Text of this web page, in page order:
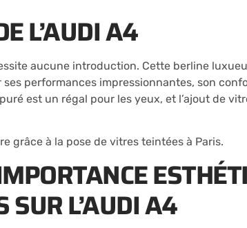
L’AUDI A4
aucune introduction. Cette berline
performances impressionnantes, son
est un régal pour les yeux, et l’ajout de
grâce à la pose de vitres teintées à Paris.
SUR L’AUDI A4